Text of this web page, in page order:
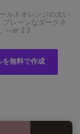
ルドオレンジの太い
レーンなダークネ
--ar 2:3
を無料で作成